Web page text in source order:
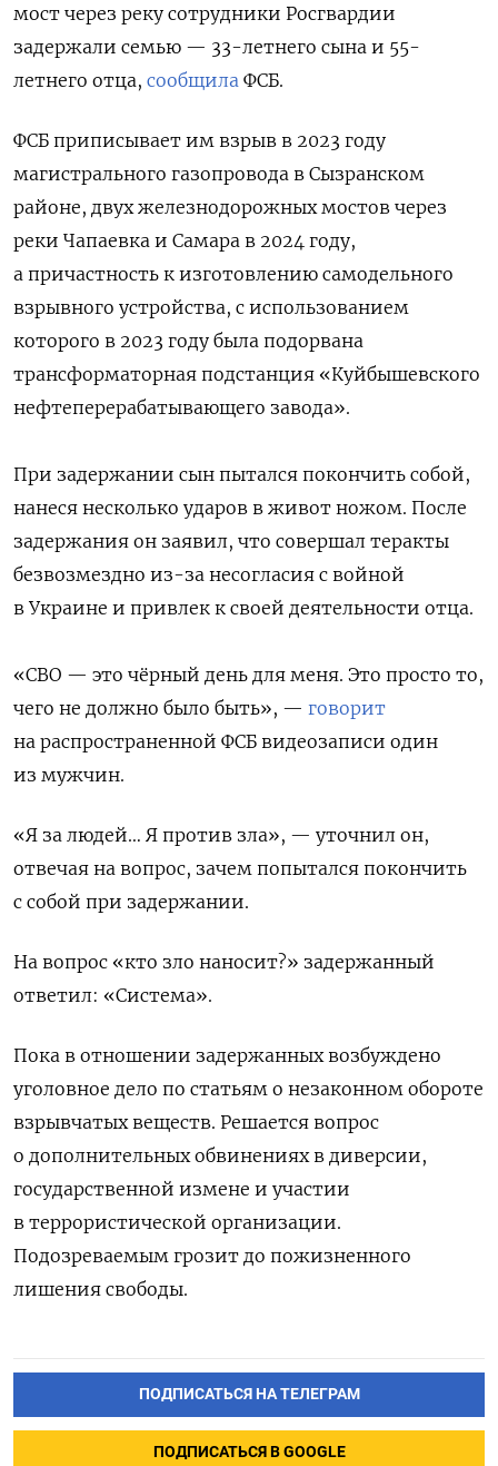
мост через реку сотрудники Росгвардии
задержали семью — 33-летнего сына и 55-
летнего отца, сообщила ФСБ.
ФСБ приписывает им взрыв в 2023 году
магистрального газопровода в Сызранском
районе, двух железнодорожных мостов через
реки Чапаевка и Самара в 2024 году,
а причастность к изготовлению самодельного
взрывного устройства, с использованием
которого в 2023 году была подорвана
трансформаторная подстанция «Куйбышевского
нефтеперерабатывающего завода».
При задержании сын пытался покончить собой,
нанеся несколько ударов в живот ножом. После
задержания он заявил, что совершал теракты
безвозмездно из-за несогласия с войной
в Украине и привлек к своей деятельности отца.
«СВО — это чёрный день для меня. Это просто то,
чего не должно было быть», — говорит
на распространенной ФСБ видеозаписи один
из мужчин.
«Я за людей… Я против зла», — уточнил он,
отвечая на вопрос, зачем попытался покончить
с собой при задержании.
На вопрос «кто зло наносит?» задержанный
ответил: «Система».
Пока в отношении задержанных возбуждено
уголовное дело по статьям о незаконном обороте
взрывчатых веществ. Решается вопрос
о дополнительных обвинениях в диверсии,
государственной измене и участии
в террористической организации.
Подозреваемым грозит до пожизненного
лишения свободы.
ПОДПИСАТЬСЯ НА ТЕЛЕГРАМ
ПОДПИСАТЬСЯ В GOOGLE